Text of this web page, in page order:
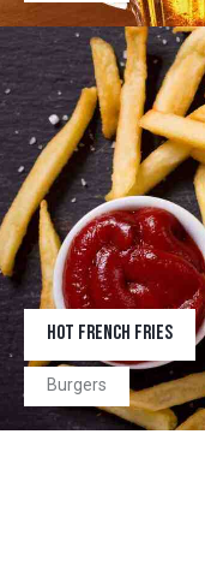
HOT FRENCH FRIES
Burgers